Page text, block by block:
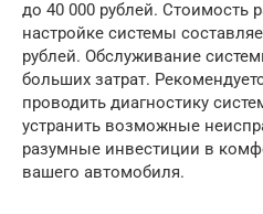
до 40 000 рублей. Стоимость
настройке системы
рублей. Обслуживание
больших затрат.
проводить диагностику
устранить возможные
разумные инвестиции в
вашего автомобиля.